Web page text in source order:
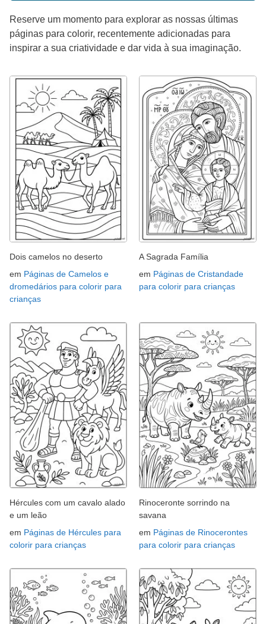
Reserve um momento para explorar as nossas últimas
páginas para colorir, recentemente adicionadas para
inspirar a sua criatividade e dar vida à sua imaginação.
Dois camelos no deserto
em Páginas de Camelos e
dromedários para colorir para
crianças
A Sagrada Família
em Páginas de Cristandade
para colorir para crianças
Hércules com um cavalo alado
e um leão
em Páginas de Hércules para
colorir para crianças
Rinoceronte sorrindo na
savana
em Páginas de Rinocerontes
para colorir para crianças